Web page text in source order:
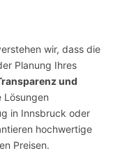
wir, dass die
Planung Ihres
und
Lösungen
in Innsbruck oder
hochwertige
Preisen.